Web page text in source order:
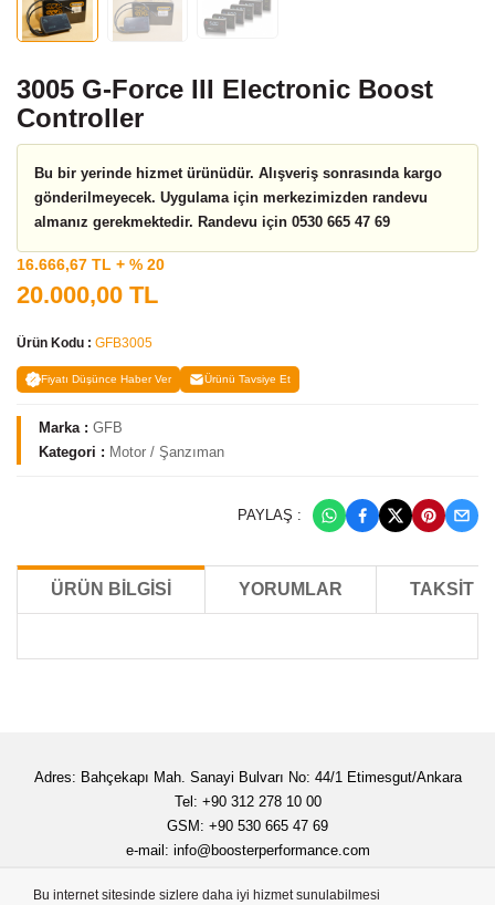
3005 G-Force III Electronic Boost
Controller
Bu bir yerinde hizmet ürünüdür. Alışveriş sonrasında kargo
gönderilmeyecek. Uygulama için merkezimizden randevu
almanız gerekmektedir. Randevu için 0530 665 47 69
16.666,67 TL + % 20
20.000,00 TL
Ürün Kodu : GFB3005
Fiyatı Düşünce Haber Ver Ürünü Tavsiye Et
Marka : GFB
Kategori : Motor / Şanzıman
PAYLAŞ :
ÜRÜN BILGISI YORUMLAR TAKSIT
Adres: Bahçekapı Mah. Sanayi Bulvarı No: 44/1 Etimesgut/Ankara
Tel: +90 312 278 10 00
GSM: +90 530 665 47 69
e-mail: info@boosterperformance.com
Bu internet sitesinde sizlere daha iyi hizmet sunulabilmesi